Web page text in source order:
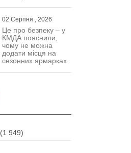
02 Серпня , 2026
Це про безпеку – у
КМДА пояснили,
чому не можна
додати місця на
сезонних ярмарках
(1 949)